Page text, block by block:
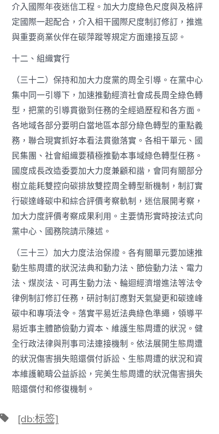
介入國際年夜迷信工程。加大力度綠色尺度與及格評
定國際一起配合，介入相干國際尺度制訂修訂，推進
與重要商業伙伴在碳萍蹤等規定方面連接互認。
十二、組織實行
（三十二）保持和加大力度黨的周全引導。在黨中心
集中同一引導下，加速推動經濟社會成長周全綠色轉
型，把黨的引導貫徹到任務的全經過歷程和各方面。
各地域各部分要明白當地區本部分綠色轉型的重點義
務，聯合現實抓好本看法貫徹落實。各相干單元、國
民集團、社會組織要積極推動本事域綠色轉型任務。
國度成長改造委要加大力度兼顧和諧，會同有關部分
樹立能耗雙控向碳排放雙控周全轉型新機制，制訂實
行碳達峰碳中和綜合評價考察軌制，迷信展開考察，
加大力度評價考察成果利用。主要情形實時按法式向
黨中心、國務院請示陳述。
（三十三）加大力度法治保證。各有關單元要加速推
動生態周遭的狀況法典和動力法、節儉動力法、電力
法、煤炭法、可再生動力法、輪迴經濟增進法等法令
律例制訂修訂任務，研討制訂應對天氣變更和碳達峰
碳中和專項法令。落實平易近法典綠色準繩，領導平
易近事主體節儉動力資本、維護生態周遭的狀況。健
全行政法律與刑事司法連接機制。依法展開生態周遭
的狀況傷害損失賠還償付訴訟、生態周遭的狀況和資
本維護範疇公益訴訟，完美生態周遭的狀況傷害損失
賠還償付和修復機制。
標 [db:标签]